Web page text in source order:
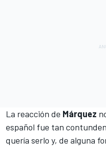
La reacción de Márquez
español fue tan
quería serlo y, de alguna